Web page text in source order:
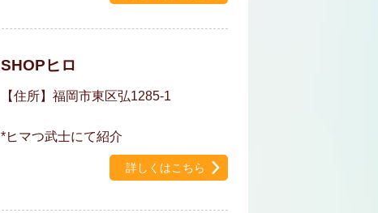
SHOPヒロ
【住所】福岡市東区弘1285-1
*ヒマつ武士にて紹介
詳しくはこちら